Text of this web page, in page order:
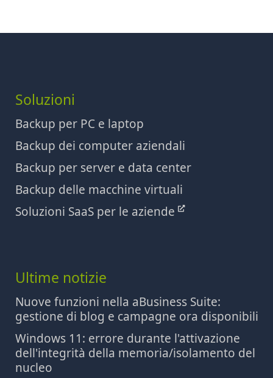
Soluzioni
Backup per PC e laptop
Backup dei computer aziendali
Backup per server e data center
Backup delle macchine virtuali
Soluzioni SaaS per le aziende
Ultime notizie
Nuove funzioni nella aBusiness Suite:
gestione di blog e campagne ora disponibili
Windows 11: errore durante l'attivazione
dell'integrità della memoria/isolamento del
nucleo